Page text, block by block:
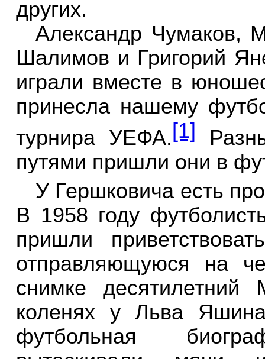
других.
Александр Чумаков,
Шалимов и Григорий
играли вместе в
принесла нашему
турнира УЕФА. [1]
путями пришли они в
У Гершковича есть
В 1958 году
пришли
отправляющуюся на
снимке
коленях у Льва
футбольная